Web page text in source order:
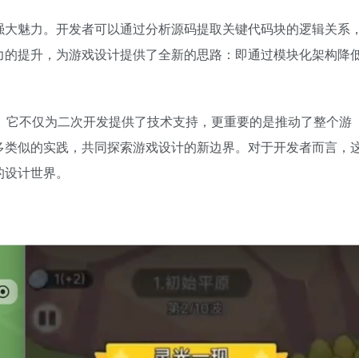
魅力。开发者可以通过分析源码提取关键代码块的逻辑关系，
提升，为游戏设计提供了全新的思路：即通过模块化架构降
不仅为二次开发提供了技术支持，更重要的是推动了整个游
似的实践，共同探索游戏设计的新边界。对于开发者而言，
计世界。